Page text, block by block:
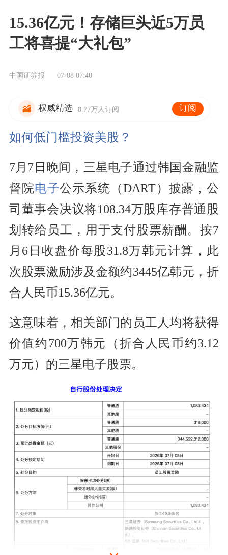
15.36亿元！存储巨头近5万员
工将喜提“大礼包”
中国证券报 07-08 07:40
权威精选 8.77万人订阅 订阅
如何低门槛投资美股？
7月7日晚间，三星电子通过韩国金融监
督院电子公示系统（DART）披露，公
司董事会决议将108.34万股库存普通股
划转给员工，用于支付股票薪酬。按7
月6日收盘价每股31.8万韩元计算，此
次股票激励涉及金额约3445亿韩元，折
合人民币15.36亿元。
这意味着，相关部门的员工人均将获得
价值约700万韩元（折合人民币约3.12
万元）的三星电子股票。